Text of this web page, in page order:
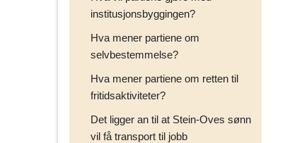
institusjonsbyggingen?
Hva mener partiene om
selvbestemmelse?
Hva mener partiene om retten til
fritidsaktiviteter?
Det ligger an til at Stein-Oves sønn
vil få transport til jobb